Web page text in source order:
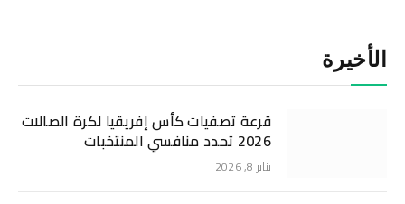
الأخيرة
قرعة تصفيات كأس إفريقيا لكرة الصالات
2026 تحدد منافسي المنتخبات
يناير 8, 2026